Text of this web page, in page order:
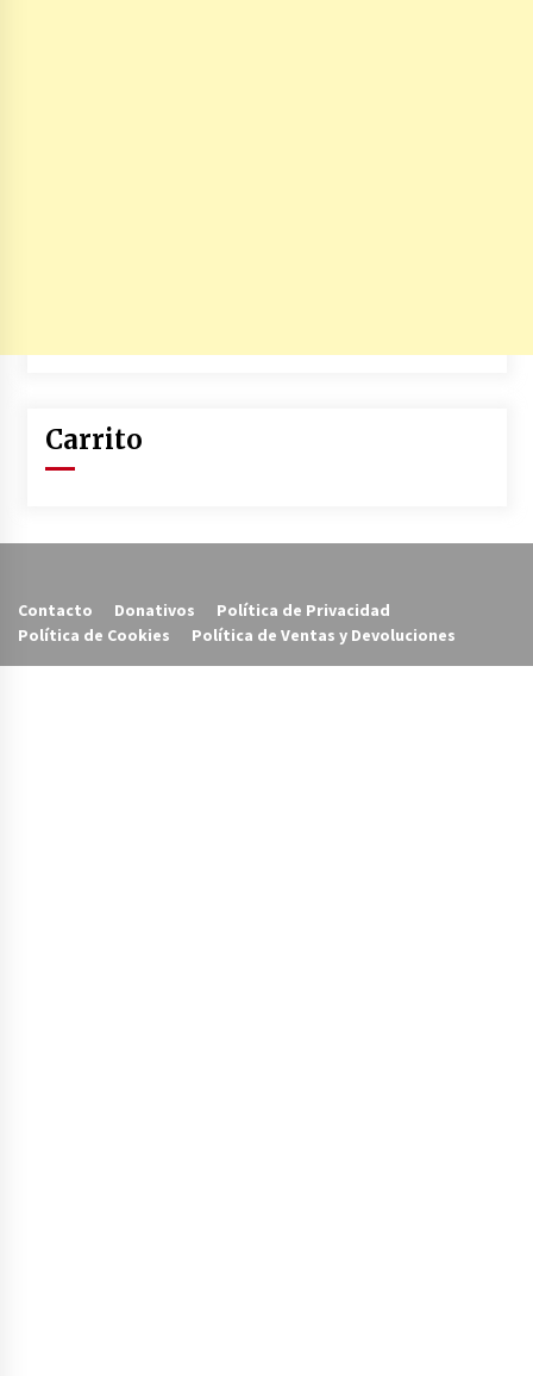
Carrito
Contacto Donativos
Política de Privacidad
Política de Cookies
Política de Ventas y Devoluciones